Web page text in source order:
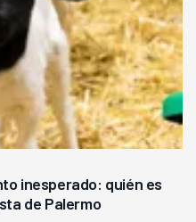
inesperado: quién es
de Palermo